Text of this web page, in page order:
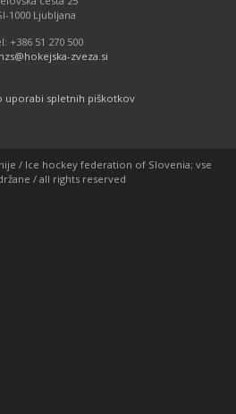
1000 Ljubljana
+386 51 270 500
hzs@hokejska-zveza.si
uporabi spletnih piškotkov
/ Ice hockey federation of Slovenia; vse
/ all rights reserved